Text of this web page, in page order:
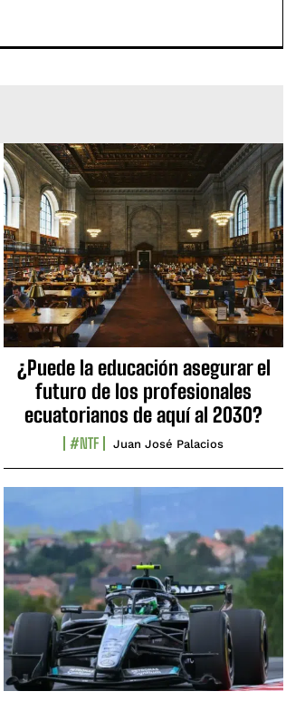
¿Puede la educación asegurar el
futuro de los profesionales
ecuatorianos de aquí al 2030?
#NTF Juan José Palacios